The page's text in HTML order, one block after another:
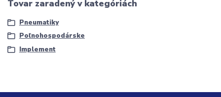
Tovar zaradený v kategóriách
Pneumatiky
Poľnohospodárske
Implement